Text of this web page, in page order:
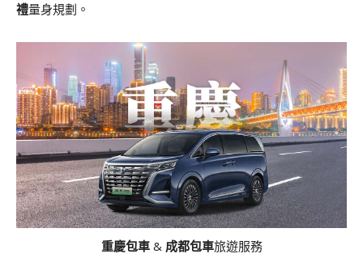
禮量身規劃。
重慶包車& 成都包車旅遊服務